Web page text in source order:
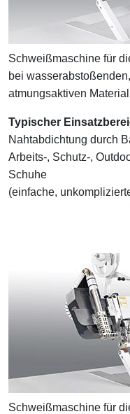
Schweißmaschine für
bei
atmungsaktiven
Typischer
Nahtabdichtung durch
Arbeits-, Schutz-,
Schuhe
(einfache,
Schweißmaschine für